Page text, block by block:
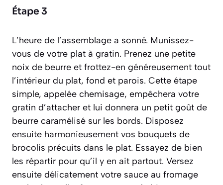
Étape 3
L’heure de l’assemblage a sonné. Munissez-
vous de votre plat à gratin. Prenez une petite
noix de beurre et frottez-en généreusement tout
l’intérieur du plat, fond et parois. Cette étape
simple, appelée chemisage, empêchera votre
gratin d’attacher et lui donnera un petit goût de
beurre caramélisé sur les bords. Disposez
ensuite harmonieusement vos bouquets de
brocolis précuits dans le plat. Essayez de bien
les répartir pour qu’il y en ait partout. Versez
ensuite délicatement votre sauce au fromage